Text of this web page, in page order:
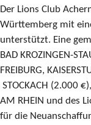
Der Lions Club
Württemberg mit
unterstützt. Eine
BAD KROZINGEN-
FREIBURG,
STOCKACH (2.000
AM RHEIN und des
für die